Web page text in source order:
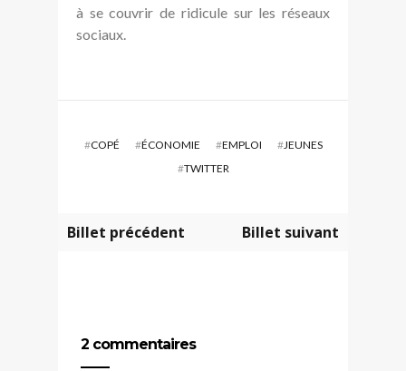
à se couvrir de ridicule sur les réseaux
sociaux.
#COPÉ #ÉCONOMIE #EMPLOI #JEUNES
#TWITTER
Billet précédent Billet suivant
2 commentaires